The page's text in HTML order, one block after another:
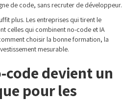
de code, sans recruter de développeur.
plus. Les entreprises qui tirent le
celles qui combinent no-code et IA
choisir la bonne formation, la
mesurable.
devient un
pour les